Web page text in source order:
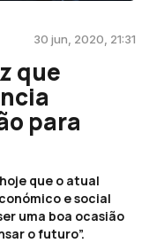
30 jun, 2020, 21:31
que
para
que o atual
e social
uma boa ocasião
o futuro”.